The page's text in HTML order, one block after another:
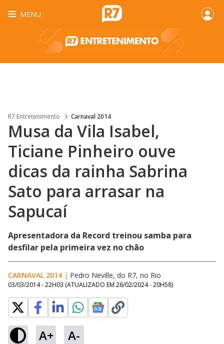
MENU
R7 Entretenimento Carnaval 2014
Musa da Vila Isabel,
Ticiane Pinheiro ouve
dicas da rainha Sabrina
Sato para arrasar na
Sapucaí
Apresentadora da Record treinou samba para
desfilar pela primeira vez no chão
CARNAVAL 2014 | Pedro Neville, do R7, no Rio
03/03/2014 - 22H03 (ATUALIZADO EM 26/02/2024 - 20H58)
A+ A-